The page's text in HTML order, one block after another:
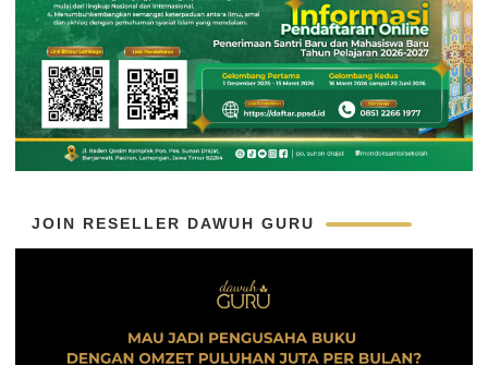
JOIN RESELLER DAWUH GURU